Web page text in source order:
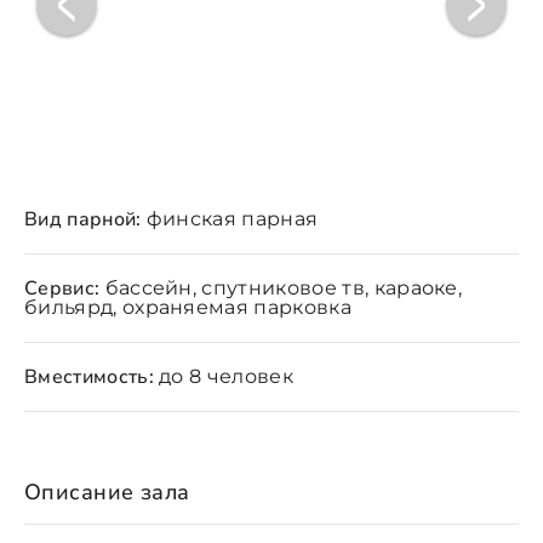
Вид парной: финская парная
Сервис: бассейн, спутниковое тв, караоке,
бильярд, охраняемая парковка
Вместимость: до 8 человек
Описание зала